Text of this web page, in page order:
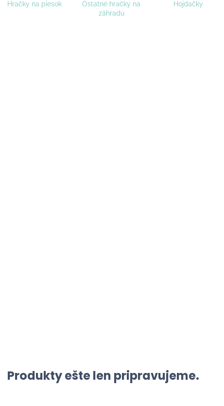
Hračky na piesok
Ostatné hračky na
záhradu
Hojdačky
Produkty ešte len pripravujeme.